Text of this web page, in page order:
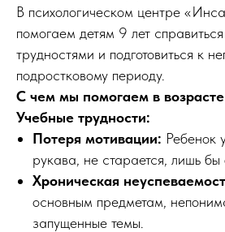
В психологическом центре
помогаем детям 9 лет
трудностями и подготовиться к
подростковому периоду.
С чем мы помогаем в
Учебные трудности:
Потеря мотивации: Ребенок
рукава, не старается, лишь бы
Хроническая
основным предметам,
запущенные темы.